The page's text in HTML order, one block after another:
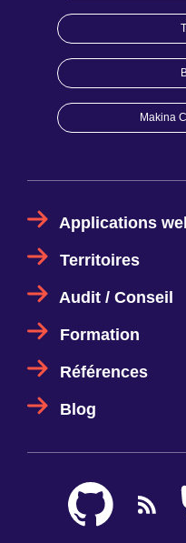
Applications
Territoires
Audit / Conseil
Formation
Références
Blog
Makina